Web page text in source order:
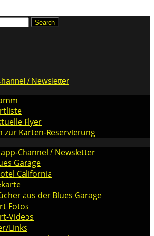
/ Newsletter
Flyer
zur Karten-Reservierung
Channel / Newsletter
Garage
California
aus der Blues Garage
Fotos
Videos
Links